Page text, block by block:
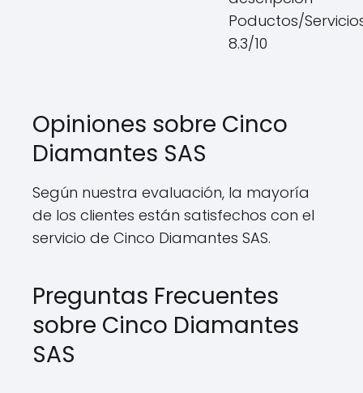
Poductos/
8.3/10
Opiniones sobre Cinco
Diamantes SAS
Según nuestra evaluación, la mayoría
de los clientes están satisfechos con el
servicio de Cinco Diamantes SAS.
Preguntas Frecuentes
sobre Cinco Diamantes
SAS